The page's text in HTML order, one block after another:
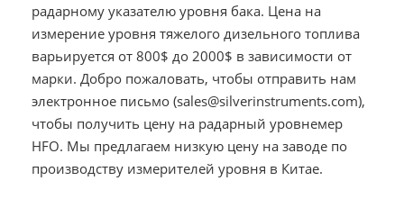
радарному указателю уровня бака. Цена на
измерение уровня тяжелого дизельного топлива
варьируется от 800$ до 2000$ в зависимости от
марки. Добро пожаловать, чтобы отправить нам
электронное письмо (sales@silverinstruments.com),
чтобы получить цену на радарный уровнемер
HFO. Мы предлагаем низкую цену на заводе по
производству измерителей уровня в Китае.